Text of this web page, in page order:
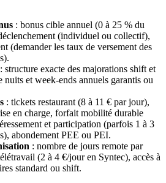
: bonus cible annuel (0 à 25 % du
(individuel ou collectif),
(demander les taux de versement des
: structure exacte des majorations shift et
nuits et week-ends annuels garantis ou
: tickets restaurant (8 à 11 € par jour),
en charge, forfait mobilité durable
et participation (parfois 1 à 3
abondement PEE ou PEI.
: nombre de jours remote par
(2 à 4 €/jour en Syntec), accès à
standard ou shift.